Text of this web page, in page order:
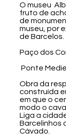
O museu
fruto de
de
museu, por
de Barcelos.
Paço dos
Ponte
Obra da
construída
em que o
modo o
Liga a
Barcelinhos
Cávado.